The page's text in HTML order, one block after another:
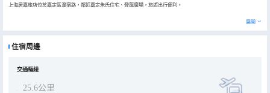
上海居嘉旅店位於嘉定區温宿路，鄰近嘉定朱氏住宅、登龍廣場，旅遊出行便利。
展開
住宿周邊
交通樞紐
25.6公里